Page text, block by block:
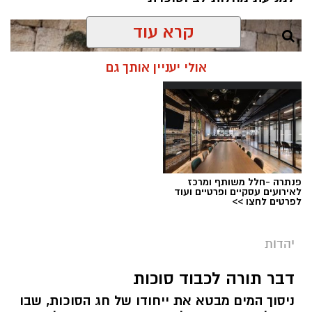
מערכת ירושלים נט / 08:00 11.08.19
תגים: תשעה באב
קיימת מחלוקת בין חוקרים האם הצום היא דרך
קרא עוד
אולי יעניין אותך גם
פנתרה -חלל משותף ומרכז
לאירועים עסקיים ופרטיים ועוד
לפרטים לחצו >>
יהדות
דבר תורה לכבוד סוכות
ניסוך המים מבטא את ייחודו של חג הסוכות, שבו